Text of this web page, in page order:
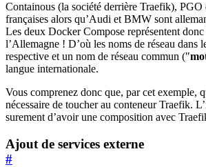
Containous (la société derrière Traefik),
françaises alors qu’Audi et BMW sont
Les deux Docker Compose représentent
l’Allemagne ! D’où les noms de réseau dans
respective et un nom de réseau commun ("
langue internationale.
Vous comprenez donc que, par cet exemple,
nécessaire de toucher au conteneur Traefik.
surement d’avoir une composition avec
Ajout de services externe
#